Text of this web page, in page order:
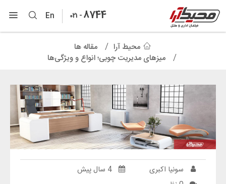
En 021 -8744
محیط آرا
مقاله ها
میزهای مدیریت چوبی؛ انواع و ویژگی‌ها
سونیا اکبری
4 سال پیش